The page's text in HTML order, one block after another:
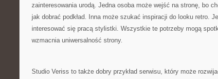
zainteresowania urodą. Jedna osoba może wejść na stronę, bo
jak dobrać podkład. Inna może szukać inspiracji do looku retro.
interesować się pracą stylistki. Wszystkie te potrzeby mogą
wzmacnia uniwersalność strony.
Studio Veriss to także dobry przykład serwisu, który może